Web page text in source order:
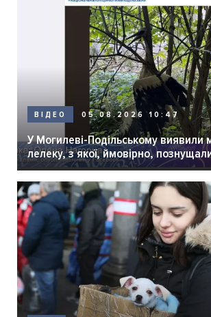
ВІДЕО 05.08.2026 10:47
У Могилеві-Подільському виявили
лелеку, з якої, ймовірно,